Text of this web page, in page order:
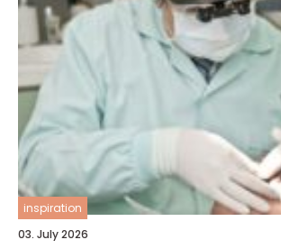
inspiration
03. July 2026